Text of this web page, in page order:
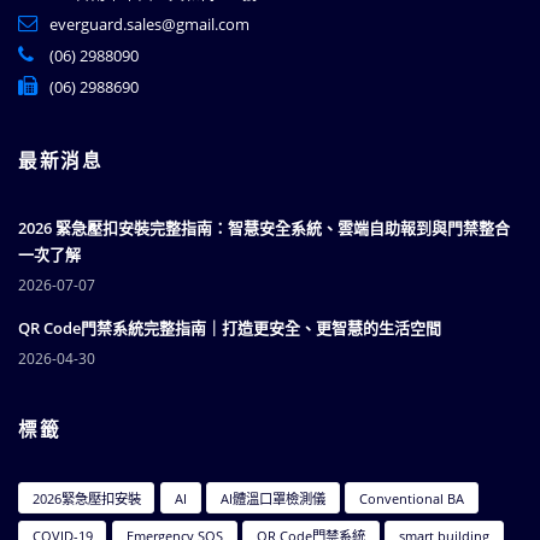
everguard.sales@gmail.com
(06) 2988090
(06) 2988690
最新消息
2026 緊急壓扣安裝完整指南：智慧安全系統、雲端自助報到與門禁整合
一次了解
2026-07-07
QR Code門禁系統完整指南｜打造更安全、更智慧的生活空間
2026-04-30
標籤
2026緊急壓扣安裝 AI AI體溫口罩檢測儀 Conventional BA
COVID-19 Emergency SOS QR Code門禁系統 smart building